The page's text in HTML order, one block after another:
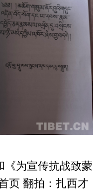
《为宣传抗战致蒙
页 翻拍：扎西才